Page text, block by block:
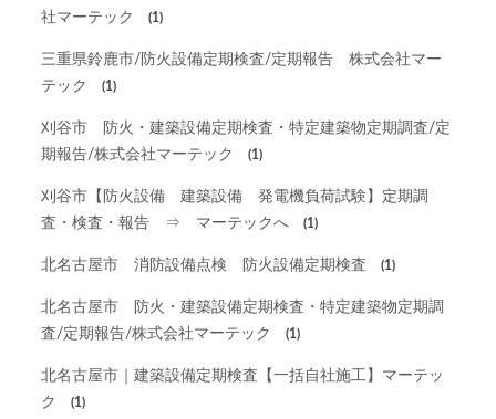
社マーテック
(1)
三重県鈴鹿市/防火設備定期検査/定期報告 株式会社マー
テック
(1)
刈谷市 防火・建築設備定期検査・特定建築物定期調査/定
期報告/株式会社マーテック
(1)
刈谷市【防火設備 建築設備 発電機負荷試験】定期調
査・検査・報告 ⇒ マーテックへ
(1)
北名古屋市 消防設備点検 防火設備定期検査 (1)
北名古屋市 防火・建築設備定期検査・特定建築物定期調
査/定期報告/株式会社マーテック
(1)
北名古屋市｜建築設備定期検査【一括自社施工】マーテッ
ク
(1)